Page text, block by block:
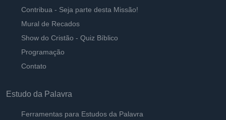
Contribua - Seja parte desta Missão!
Mural de Recados
Show do Cristão - Quiz Bíblico
Programação
Contato
Estudo da Palavra
Ferramentas para Estudos da Palavra